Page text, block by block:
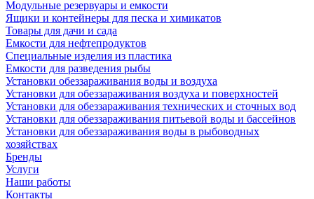
Модульные резервуары и емкости
Ящики и контейнеры для песка и химикатов
Товары для дачи и сада
Емкости для нефтепродуктов
Специальные изделия из пластика
Емкости для разведения рыбы
Установки обеззараживания воды и воздуха
Установки для обеззараживания воздуха и поверхностей
Установки для обеззараживания технических и сточных вод
Установки для обеззараживания питьевой воды и бассейнов
Установки для обеззараживания воды в рыбоводных
хозяйствах
Бренды
Услуги
Наши работы
Контакты